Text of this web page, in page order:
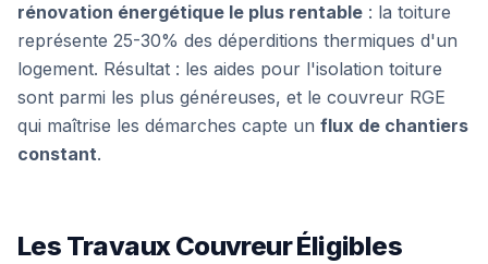
rénovation énergétique le plus rentable : la toiture
représente 25-30% des déperditions thermiques d'un
logement. Résultat : les aides pour l'isolation toiture
sont parmi les plus généreuses, et le couvreur RGE
qui maîtrise les démarches capte un flux de chantiers
constant.
Les Travaux Couvreur Éligibles